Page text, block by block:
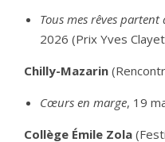
Tous mes rêves partent
2026 (Prix Yves
Chilly-Mazarin
Cœurs en marge, 19
Collège Émile Zola